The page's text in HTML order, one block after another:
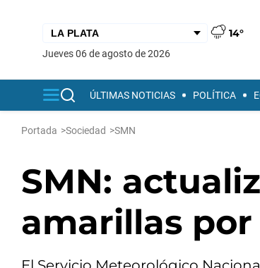
14°
jueves 06 de agosto de 2026
ÚLTIMAS NOTICIAS POLÍTICA
Portada >Sociedad >SMN
SMN:
amarillas